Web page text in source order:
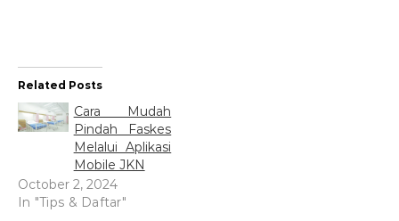
Related Posts
Cara Mudah
Pindah Faskes
Melalui Aplikasi
Mobile JKN
October 2, 2024
In "Tips & Daftar"